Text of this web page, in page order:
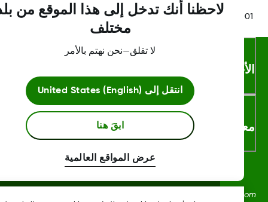
LBL016375
والشروط
اكثر
لاحظنا أنك تدخل إلى هذا الموقع من بلد
مختلف
لا تقلق—نحن نهتم بالأمر
انتقل إلى United States (English)
ابقَ هنا
عرض المواقع العالمية